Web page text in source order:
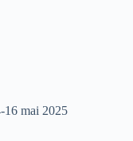
16 mai 2025